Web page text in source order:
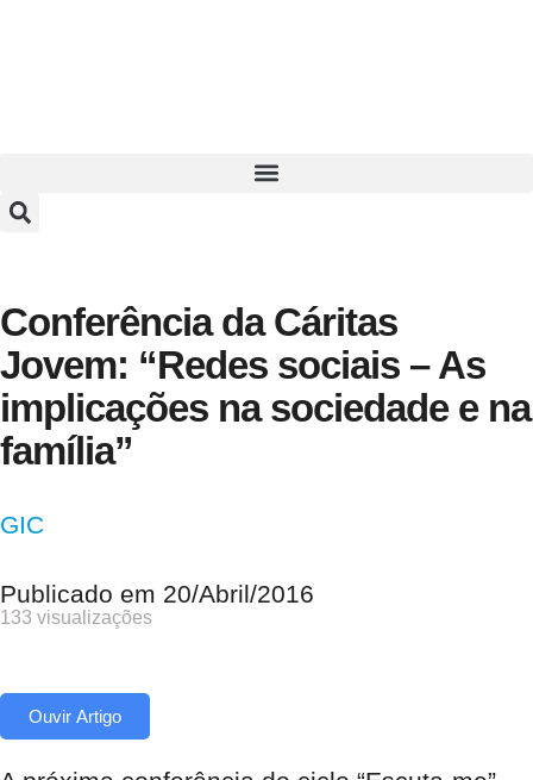
Conferência da Cáritas
Jovem: “Redes sociais – As
implicações na sociedade e na
família”
GIC
Publicado em 20/Abril/2016
133 visualizações
Ouvir Artigo